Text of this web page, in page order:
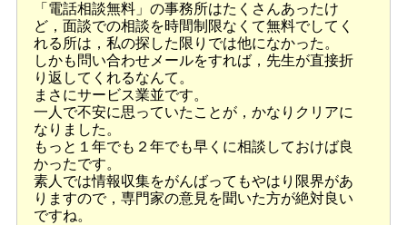
「電話相談無料」の事務所はたくさんあったけ
ど，面談での相談を時間制限なくて無料でしてく
れる所は，私の探した限りでは他になかった。
しかも問い合わせメールをすれば，先生が直接折
り返してくれるなんて。
まさにサービス業並です。
一人で不安に思っていたことが，かなりクリアに
なりました。
もっと１年でも２年でも早くに相談しておけば良
かったです。
素人では情報収集をがんばってもやはり限界があ
りますので，専門家の意見を聞いた方が絶対良い
ですね。